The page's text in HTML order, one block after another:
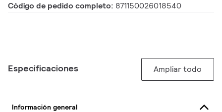
Código de pedido completo: 871150026018540
Especificaciones Ampliar todo
Información general